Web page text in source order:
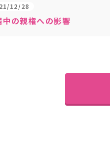
12/28
中の親権への影響